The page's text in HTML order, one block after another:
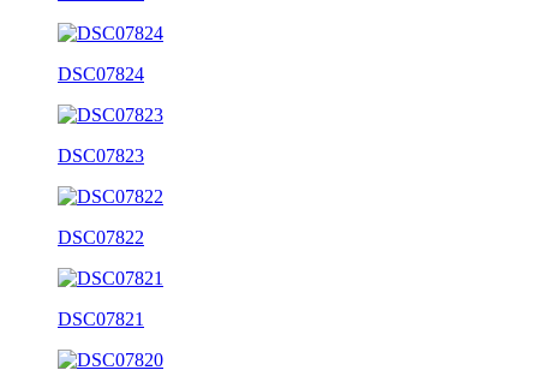
DSC07824
DSC07823
DSC07822
DSC07821